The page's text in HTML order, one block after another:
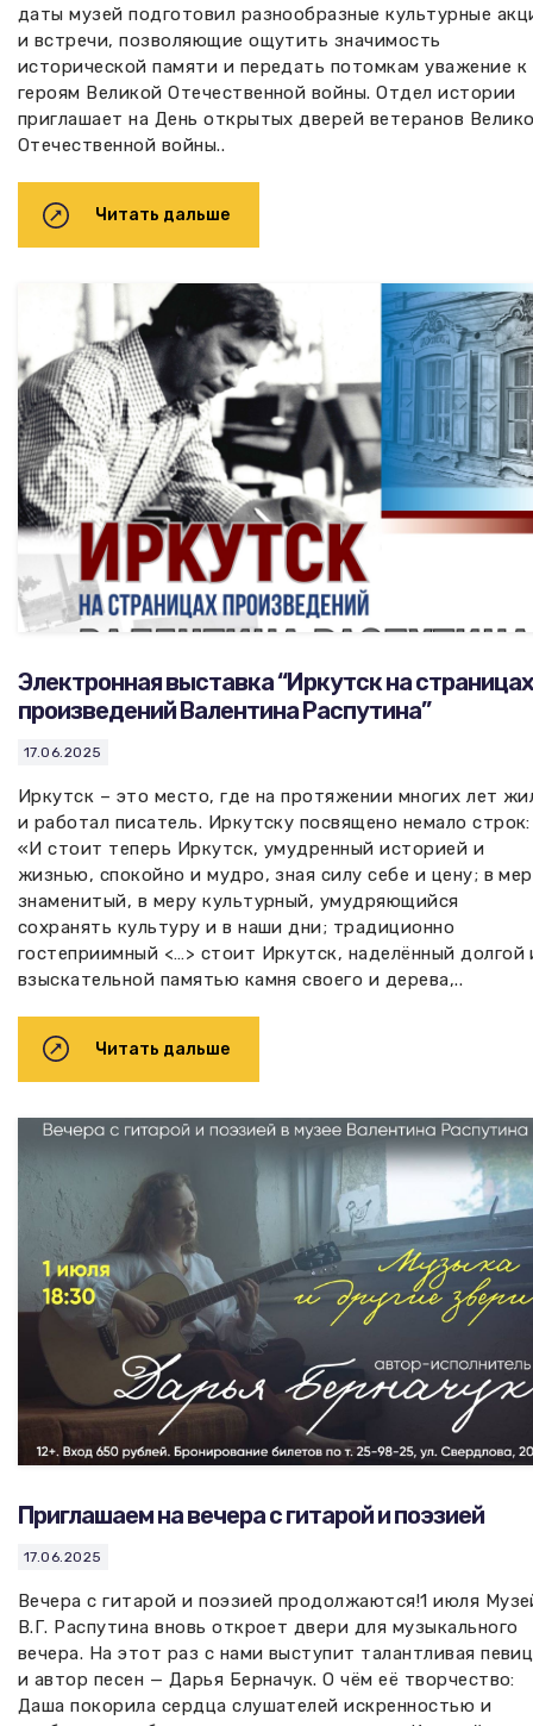
даты музей подготовил разнообразные культурные
и встречи, позволяющие ощутить значимость
исторической памяти и передать потомкам уважение к
героям Великой Отечественной войны. Отдел истории
приглашает на День открытых дверей ветеранов
Отечественной войны..
Читать дальше
Электронная выставка “Иркутск на страницах
произведений Валентина Распутина”
17.06.2025
Иркутск – это место, где на протяжении многих лет
и работал писатель. Иркутску посвящено немало строк:
«И стоит теперь Иркутск, умудренный историей и
жизнью, спокойно и мудро, зная силу себе и цену; в
знаменитый, в меру культурный, умудряющийся
сохранять культуру и в наши дни; традиционно
гостеприимный <…> стоит Иркутск, наделённый долгой
взыскательной памятью камня своего и дерева,..
Читать дальше
Приглашаем на вечера с гитарой и поэзией
17.06.2025
Вечера с гитарой и поэзией продолжаются!1 июля
В.Г. Распутина вновь откроет двери для музыкального
вечера. На этот раз с нами выступит талантливая
и автор песен — Дарья Берначук. О чём её творчество:
Даша покорила сердца слушателей искренностью и